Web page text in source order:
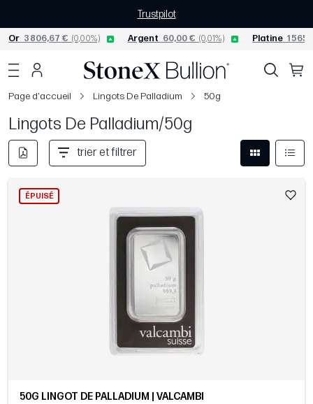
Trustpilot
Or 3 806,67 € (0,00%) Argent 60,00 € (0,01%) Platine 1
Page d'accueil Lingots De Palladium 50g
Lingots De Palladium/50g
trier et filtrer
ÉPUISÉ
50G LINGOT DE PALLADIUM | VALCAMBI